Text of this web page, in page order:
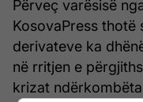
Përveç varësisë
KosovaPress thotë
derivateve ka
në rritjen e
krizat